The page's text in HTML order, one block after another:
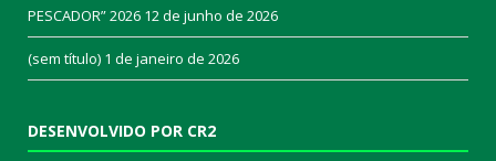
PESCADOR” 2026 12 de junho de 2026
(sem título) 1 de janeiro de 2026
DESENVOLVIDO POR CR2